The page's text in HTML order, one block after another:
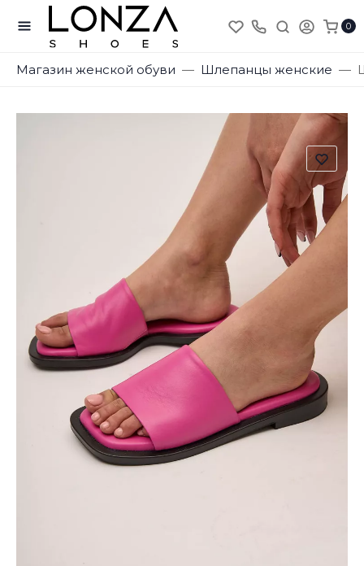
0
Магазин женской обуви Шлепанцы женские